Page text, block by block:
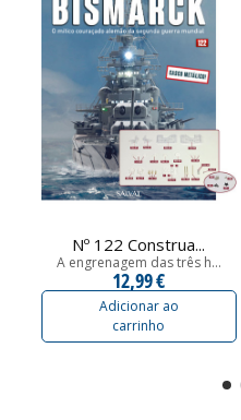
Nº 122 Construa...
A engrenagem das três h...
12,99 €
Adicionar ao
carrinho